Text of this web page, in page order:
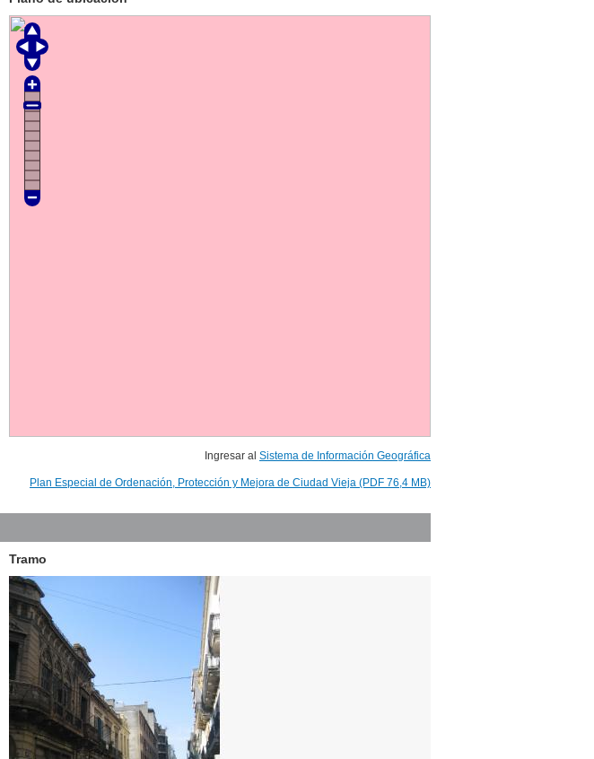
Ingresar al Sistema de Información Geográfica
Plan Especial de Ordenación, Protección y Mejora de Ciudad Vieja (PDF 76,4 MB)
Tramo